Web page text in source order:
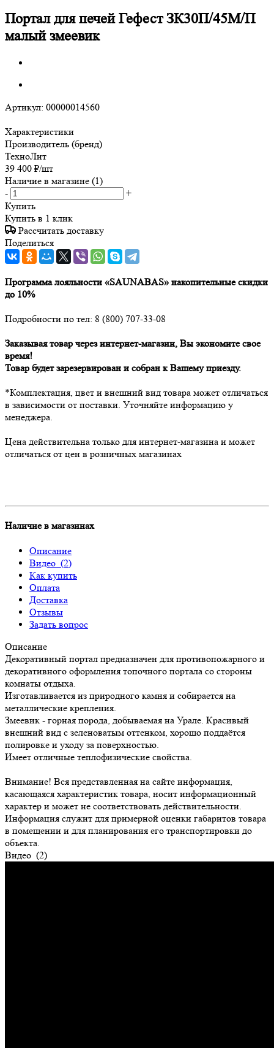
Портал для печей Гефест ЗК30П/45М/П
малый змеевик
Артикул: 00000014560
Характеристики
Производитель (бренд)
ТехноЛит
39 400 ₽/шт
Наличие в магазине (1)
-
+
Купить
Купить в 1 клик
Рассчитать доставку
Поделиться
Программа лояльности «SAUNABAS» накопительные скидки
до 10%
Подробности по тел: 8 (800) 707-33-08
Заказывая товар через интернет-магазин, Вы экономите свое
время!
Товар будет зарезервирован и собран к Вашему приезду.
*Комплектация, цвет и внешний вид товара может отличаться
в зависимости от поставки. Уточняйте информацию у
менеджера.
Цена действительна только для интернет-магазина и может
отличаться от цен в розничных магазинах
Наличие в магазинах
Описание
Видео (2)
Как купить
Оплата
Доставка
Отзывы
Задать вопрос
Описание
Декоративный портал предназначен для противопожарного и
декоративного оформления топочного портала со стороны
комнаты отдыха.
Изготавливается из природного камня и собирается на
металлические крепления.
Змеевик - горная порода, добываемая на Урале. Красивый
внешний вид с зеленоватым оттенком, хорошо поддаётся
полировке и уходу за поверхностью.
Имеет отличные теплофизические свойства.
Внимание! Вся представленная на сайте информация,
касающаяся характеристик товара, носит информационный
характер и может не соответствовать действительности.
Информация служит для примерной оценки габаритов товара
в помещении и для планирования его транспортировки до
объекта.
Видео (2)